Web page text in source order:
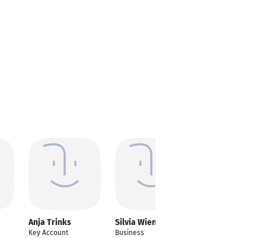
Anja Trinks
Key Account
Silvia Wiener
Business